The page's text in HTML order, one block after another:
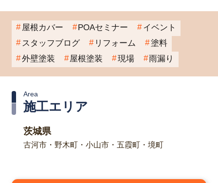
屋根カバー POAセミナー
イベント
スタッフブログ
リフォーム
塗料
外壁塗装
屋根塗装 現場 雨漏り
施工エリア
Area
茨城県
古河市・野木町・小山市・五霞町・境町